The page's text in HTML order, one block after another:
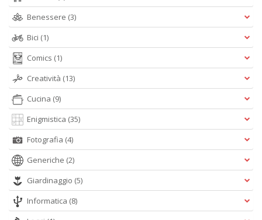
Benessere (3)
Bici (1)
Comics (1)
Creatività (13)
Cucina (9)
Enigmistica (35)
Fotografia (4)
Generiche (2)
Giardinaggio (5)
Informatica (8)